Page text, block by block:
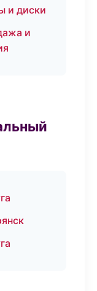
и диски
и